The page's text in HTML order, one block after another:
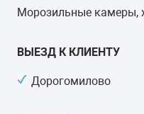
Морозильные камеры,
ВЫЕЗД К КЛИЕНТУ
Дорогомилово